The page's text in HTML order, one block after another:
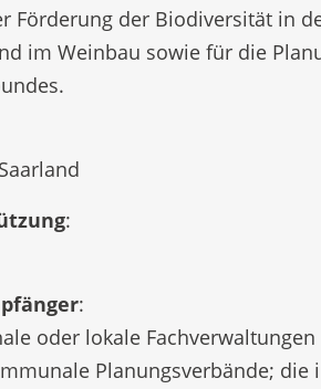
Förderung der Biodiversität in
im Weinbau sowie für die
:
:
oder lokale
Planungsverbände; die